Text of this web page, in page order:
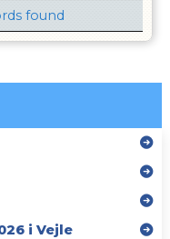
found
i Vejle